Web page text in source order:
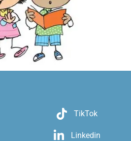
TikTok
Linkedin